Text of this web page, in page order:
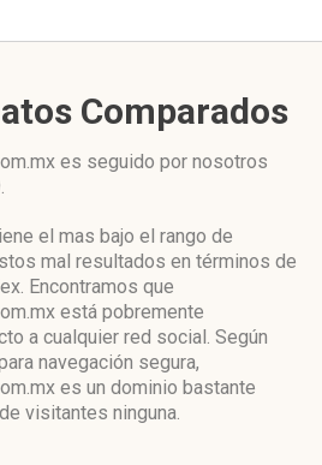
Comparados
es seguido por nosotros
el mas bajo el rango de
mal resultados en términos de
Encontramos que
está pobremente
a cualquier red social. Según
navegación segura,
es un dominio bastante
visitantes ninguna.